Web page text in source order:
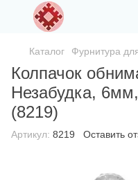
Каталог Фурнитура
Колпачок
Незабудка,
(8219)
Артикул: 8219 Оставить